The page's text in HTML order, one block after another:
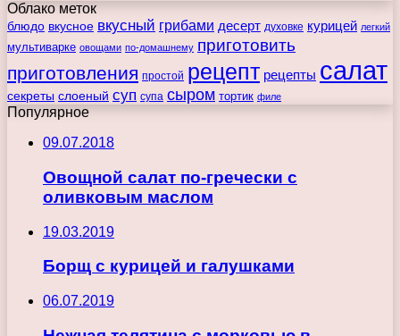
Облако меток
блюдо вкусное вкусный грибами десерт духовке курицей легкий
мультиварке овощами по-домашнему приготовить
приготовления простой рецепт рецепты салат
секреты слоеный суп супа сыром тортик филе
Популярное
09.07.2018
Овощной салат по-гречески с
оливковым маслом
19.03.2019
Борщ с курицей и галушками
06.07.2019